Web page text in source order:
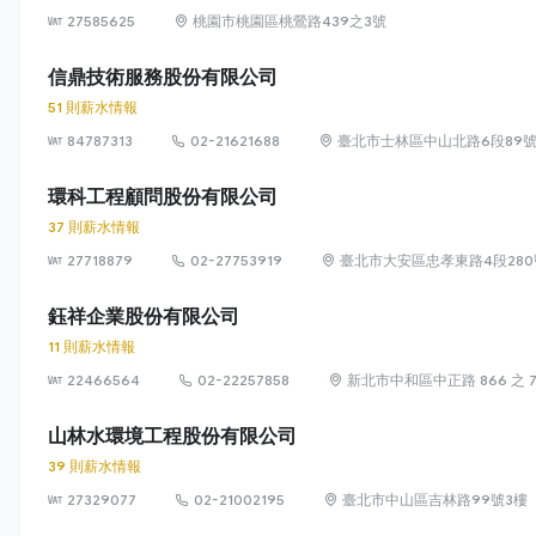
27585625
桃園市桃園區桃鶯路439之3號
信鼎技術服務股份有限公司
51 則薪水情報
84787313
02-21621688 臺北市士林區中山北路6段89
環科工程顧問股份有限公司
37 則薪水情報
27718879
02-27753919 臺北市大安區忠孝東路4段
鈺祥企業股份有限公司
11 則薪水情報
22466564
02-22257858 新北市中和區中正路 866 之
山林水環境工程股份有限公司
39 則薪水情報
27329077
02-21002195 臺北市中山區吉林路99號3樓